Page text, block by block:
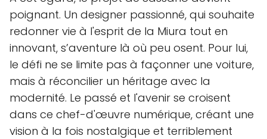
poignant. Un designer passionné, qui souhaite
redonner vie à l'esprit de la Miura tout en
innovant, s’aventure là où peu osent. Pour lui,
le défi ne se limite pas à façonner une voiture,
mais à réconcilier un héritage avec la
modernité. Le passé et l'avenir se croisent
dans ce chef-d'œuvre numérique, créant une
vision à la fois nostalgique et terriblement